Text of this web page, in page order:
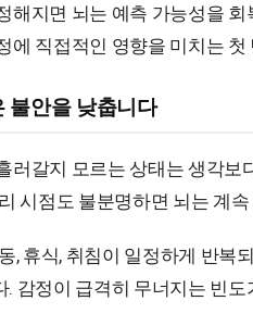
해지면 뇌는 예측 가능성을
에 직접적인 영향을 미치는 첫
불안을 낮춥니다
러갈지 모르는 상태는 생각보
시점도 불분명하면 뇌는 계
, 휴식, 취침이 일정하게 반
. 감정이 급격히 무너지는 빈